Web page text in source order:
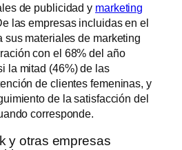
de publicidad y marketing
las empresas incluidas en el
sus materiales de marketing
con el 68% del año
la mitad (46%) de las
de clientes femeninas, y
de la satisfacción del
corresponde.
y otras empresas